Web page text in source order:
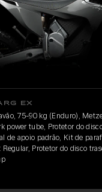
EX
75-90 kg (Enduro),
power tube, Protetor do
de apoio padrão, Kit de
Protetor do disco